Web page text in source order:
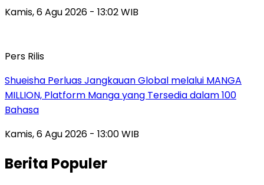
Kamis, 6 Agu 2026 - 13:02 WIB
Pers Rilis
Shueisha Perluas Jangkauan Global melalui MANGA
MILLION, Platform Manga yang Tersedia dalam 100
Bahasa
Kamis, 6 Agu 2026 - 13:00 WIB
Berita Populer